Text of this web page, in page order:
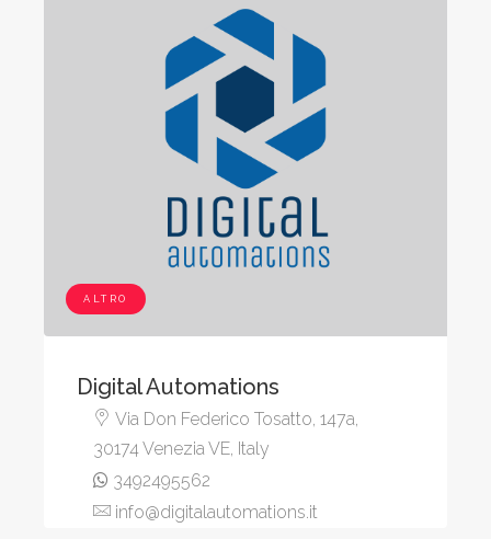
ALTRO
Digital Automations
Via Don Federico Tosatto, 147a,
30174 Venezia VE, Italy
3492495562
info@digitalautomations.it